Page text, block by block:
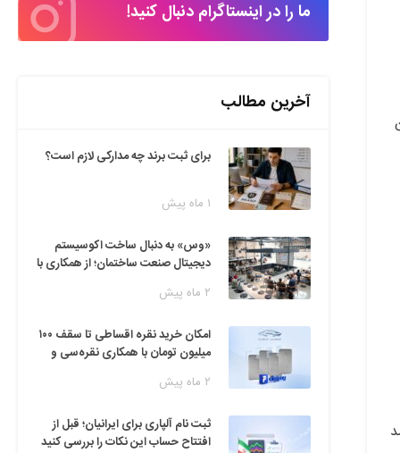
ما را در اینستاگرام دنبال کنید!
آخرین مطالب
برای ثبت برند چه مدارکی لازم است؟
۱ ماه پیش
«وس» به دنبال ساخت اکوسیستم
دیجیتال صنعت ساختمان؛ از همکاری با
فناوری۲ ماه پیش
امکان خرید نقره اقساطی تا سقف ۱۰۰
میلیون تومان با همکاری نقره‌سی و
۲ ماه پیش
ثبت نام آلپاری برای ایرانیان؛ قبل از
افتتاح حساب این نکات را بررسی کنید